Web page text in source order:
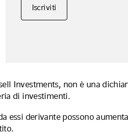
Iscriviti
Investments, non è una
di investimenti.
essi derivante possono